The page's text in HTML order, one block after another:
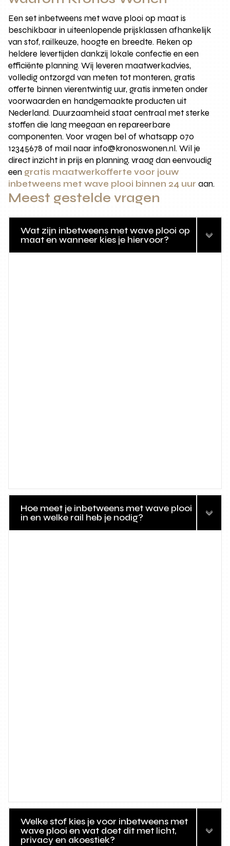
Een set inbetweens met wave plooi op maat is
beschikbaar in uiteenlopende prijsklassen afhankelijk
van stof, railkeuze, hoogte en breedte. Reken op
heldere levertijden dankzij lokale confectie en een
efficiënte planning. Wij leveren maatwerkadvies,
volledig ontzorgd van meten tot monteren, gratis
offerte binnen vierentwintig uur, gratis inmeten onder
voorwaarden en handgemaakte producten uit
Nederland. Duurzaamheid staat centraal met sterke
stoffen die lang meegaan en repareerbare
componenten. Voor vragen bel of whatsapp 070
12345678 of mail naar info@kronoswonen.nl. Wil je
direct inzicht in prijs en planning, vraag dan eenvoudig
een gratis maatwerkofferte voor jouw
inbetweens met wave plooi binnen 24 uur aan.
Meest gestelde vragen
Wat zijn inbetweens met wave plooi op
maat en wanneer kies je hiervoor?
Hoe meet je inbetweens met wave plooi
in en welke rail heb je nodig?
Welke stof kies je voor inbetweens met
wave plooi en wat doet dit met licht,
privacy en akoestiek?